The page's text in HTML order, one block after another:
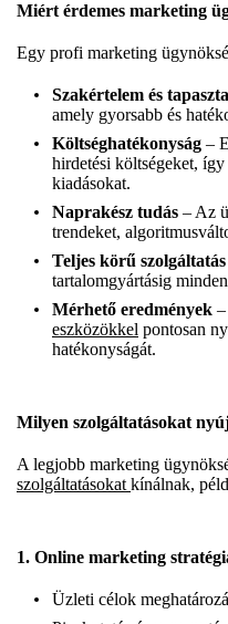
Miért érdemes marketing
Egy profi marketing
Szakértelem és
amely gyorsabb és
Költséghatékonyság –
hirdetési költségeket,
kiadásokat.
Naprakész tudás – Az
trendeket,
Teljes körű szolgáltatás
tartalomgyártásig
Mérhető eredmények
eszközökkel pontosan
hatékonyságát.
Milyen szolgáltatásokat
A legjobb marketing
szolgáltatásokat kínálnak,
1. Online marketing
Üzleti célok